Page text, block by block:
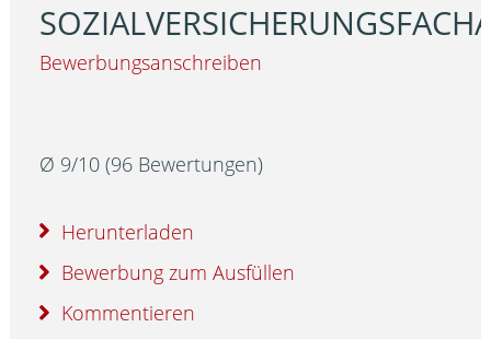
Bewerbungsanschreiben
Ø 9/10 (96 Bewertungen)
Herunterladen
Bewerbung zum Ausfüllen
Kommentieren